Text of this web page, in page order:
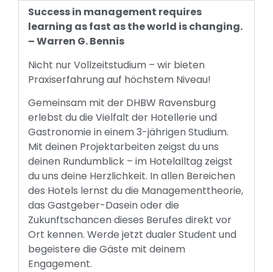
Success in management requires
learning as fast as the world is changing.
– Warren G. Bennis
Nicht nur Vollzeitstudium – wir bieten
Praxiserfahrung auf höchstem Niveau!
Gemeinsam mit der DHBW Ravensburg
erlebst du die Vielfalt der Hotellerie und
Gastronomie in einem 3-jährigen Studium.
Mit deinen Projektarbeiten zeigst du uns
deinen Rundumblick – im Hotelalltag zeigst
du uns deine Herzlichkeit. In allen Bereichen
des Hotels lernst du die Managementtheorie,
das Gastgeber-Dasein oder die
Zukunftschancen dieses Berufes direkt vor
Ort kennen. Werde jetzt dualer Student und
begeistere die Gäste mit deinem
Engagement.